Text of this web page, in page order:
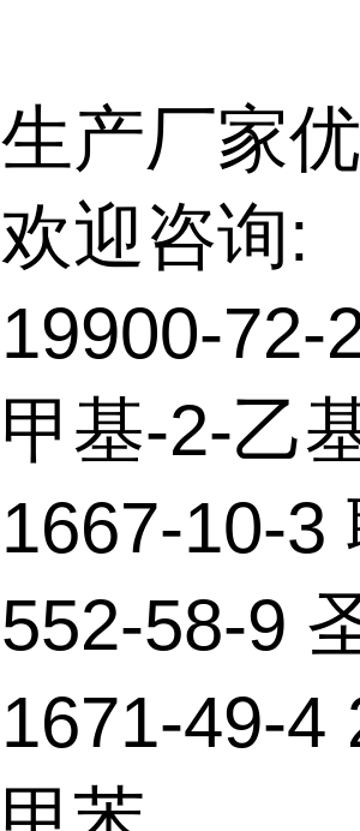
生产厂家
欢迎咨询:
19900-72-
甲基-2-乙
1667-10-3
552-58-9
1671-49-4